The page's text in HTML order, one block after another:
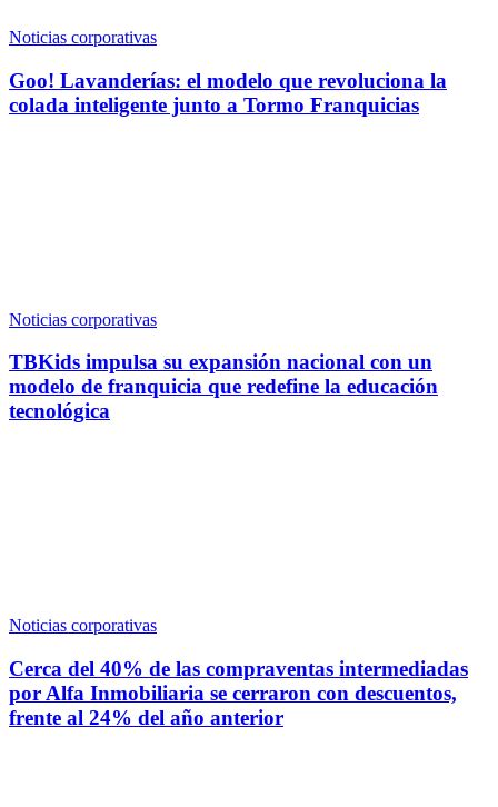
Noticias corporativas
Goo! Lavanderías: el modelo que revoluciona la
colada inteligente junto a Tormo Franquicias
Noticias corporativas
TBKids impulsa su expansión nacional con un
modelo de franquicia que redefine la educación
tecnológica
Noticias corporativas
Cerca del 40% de las compraventas intermediadas
por Alfa Inmobiliaria se cerraron con descuentos,
frente al 24% del año anterior